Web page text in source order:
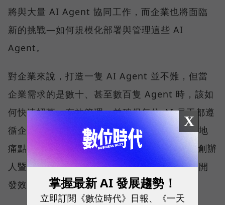
將與大量 AI Agent 協同工作，而企業也將面臨
新的挑戰—如何規模化部署與管理這些 AI
Agent。
對企業來說，打造一隻 AI Agent 並不難，但當
企業需求的是數十、甚至數百隻 Agent 時，該如
何快速招募、有效管理，並確保每位 AI 員工都遵
循企業的權限規範與治理機制，成了普遍的落地
痛點。對此，SUPER 8 Studio 雲發互動科技創辦
人暨執行長陳子龍認為，解方就在於一套兼顧開
發效率與治理能力的平台。
X
掌握最新 AI 發展趨勢！
立即訂閱《數位時代》日報、《一天